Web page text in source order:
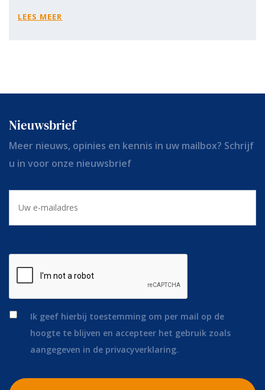
LEES MEER
Nieuwsbrief
Meer nieuws, opinies en kennis in uw mailbox? Schrijf
u in voor onze nieuwsbrief
mailadres
*
Ik geef hierbij toestemming om per mail op de
hoogte te blijven en accepteer het gebruik zoals
aangegeven in de privacyverklaring.